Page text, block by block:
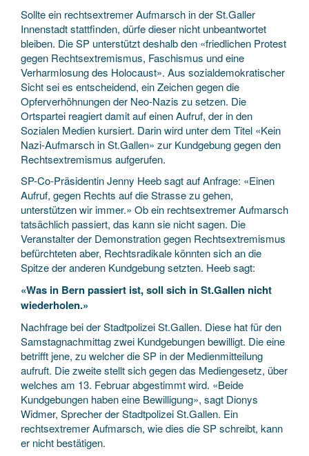
Sollte ein rechtsextremer Aufmarsch in der St.Galler
Innenstadt stattfinden, dürfe dieser nicht unbeantwortet
bleiben. Die SP unterstützt deshalb den «friedlichen Protest
gegen Rechtsextremismus, Faschismus und eine
Verharmlosung des Holocaust». Aus sozialdemokratischer
Sicht sei es entscheidend, ein Zeichen gegen die
Opferverhöhnungen der Neo-Nazis zu setzen. Die
Ortspartei reagiert damit auf einen Aufruf, der in den
Sozialen Medien kursiert. Darin wird unter dem Titel «Kein
Nazi-Aufmarsch in St.Gallen» zur Kundgebung gegen den
Rechtsextremismus aufgerufen.
SP-Co-Präsidentin Jenny Heeb sagt auf Anfrage: «Einen
Aufruf, gegen Rechts auf die Strasse zu gehen,
unterstützen wir immer.» Ob ein rechtsextremer Aufmarsch
tatsächlich passiert, das kann sie nicht sagen. Die
Veranstalter der Demonstration gegen Rechtsextremismus
befürchteten aber, Rechtsradikale könnten sich an die
Spitze der anderen Kundgebung setzten. Heeb sagt:
«Was in Bern passiert ist, soll sich in St.Gallen nicht
wiederholen.»
Nachfrage bei der Stadtpolizei St.Gallen. Diese hat für den
Samstagnachmittag zwei Kundgebungen bewilligt. Die eine
betrifft jene, zu welcher die SP in der Medienmitteilung
aufruft. Die zweite stellt sich gegen das Mediengesetz, über
welches am 13. Februar abgestimmt wird. «Beide
Kundgebungen haben eine Bewilligung», sagt Dionys
Widmer, Sprecher der Stadtpolizei St.Gallen. Ein
rechtsextremer Aufmarsch, wie dies die SP schreibt, kann
er nicht bestätigen.